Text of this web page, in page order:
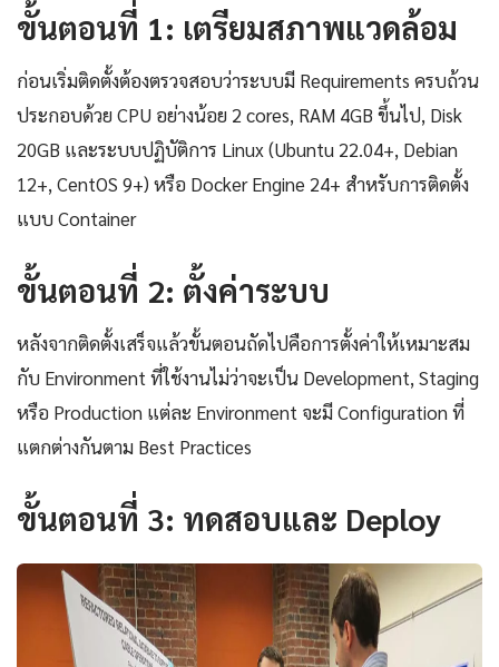
ขั้นตอนที่ 1: เตรียมสภาพแวดล้อม
ก่อนเริ่มติดตั้งต้องตรวจสอบว่าระบบมี Requirements ครบถ้วน
ประกอบด้วย CPU อย่างน้อย 2 cores, RAM 4GB ขึ้นไป, Disk
20GB และระบบปฏิบัติการ Linux (Ubuntu 22.04+, Debian
12+, CentOS 9+) หรือ Docker Engine 24+ สำหรับการติดตั้ง
แบบ Container
ขั้นตอนที่ 2: ตั้งค่าระบบ
หลังจากติดตั้งเสร็จแล้วขั้นตอนถัดไปคือการตั้งค่าให้เหมาะสม
กับ Environment ที่ใช้งานไม่ว่าจะเป็น Development, Staging
หรือ Production แต่ละ Environment จะมี Configuration ที่
แตกต่างกันตาม Best Practices
ขั้นตอนที่ 3: ทดสอบและ Deploy